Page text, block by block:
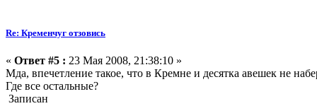
Re: Кременчуг отзовись
« Ответ #5 : 23 Мая 2008, 21:38:10 »
Мда, впечетление такое, что в Кремне и десятка авешек не
Где все остальные?
Записан